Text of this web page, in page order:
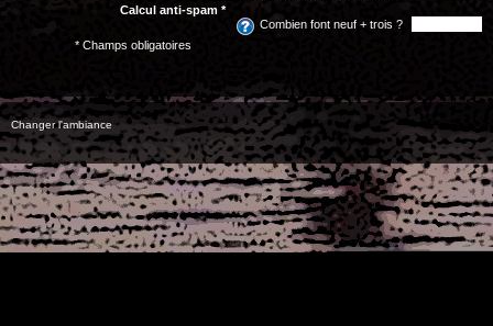
Calcul anti-spam *
Combien font neuf + trois ?
* Champs obligatoires
Changer l'ambiance